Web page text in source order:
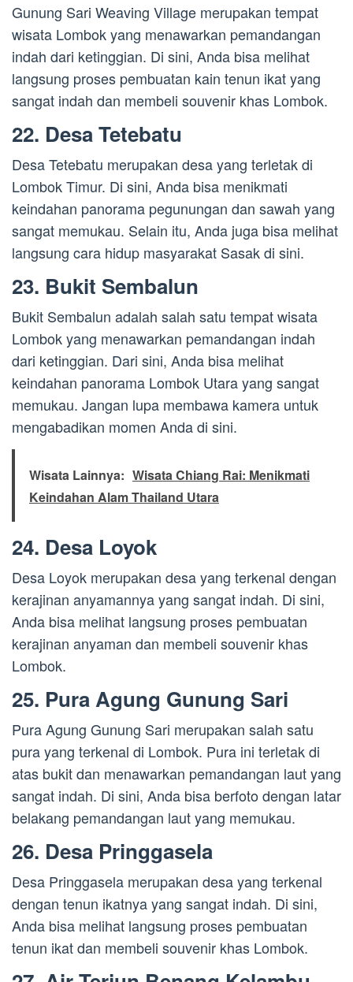
Gunung Sari Weaving Village merupakan tempat
wisata Lombok yang menawarkan pemandangan
indah dari ketinggian. Di sini, Anda bisa melihat
langsung proses pembuatan kain tenun ikat yang
sangat indah dan membeli souvenir khas Lombok.
22. Desa Tetebatu
Desa Tetebatu merupakan desa yang terletak di
Lombok Timur. Di sini, Anda bisa menikmati
keindahan panorama pegunungan dan sawah yang
sangat memukau. Selain itu, Anda juga bisa melihat
langsung cara hidup masyarakat Sasak di sini.
23. Bukit Sembalun
Bukit Sembalun adalah salah satu tempat wisata
Lombok yang menawarkan pemandangan indah
dari ketinggian. Dari sini, Anda bisa melihat
keindahan panorama Lombok Utara yang sangat
memukau. Jangan lupa membawa kamera untuk
mengabadikan momen Anda di sini.
Wisata Lainnya: Wisata Chiang Rai: Menikmati
Keindahan Alam Thailand Utara
24. Desa Loyok
Desa Loyok merupakan desa yang terkenal dengan
kerajinan anyamannya yang sangat indah. Di sini,
Anda bisa melihat langsung proses pembuatan
kerajinan anyaman dan membeli souvenir khas
Lombok.
25. Pura Agung Gunung Sari
Pura Agung Gunung Sari merupakan salah satu
pura yang terkenal di Lombok. Pura ini terletak di
atas bukit dan menawarkan pemandangan laut yang
sangat indah. Di sini, Anda bisa berfoto dengan latar
belakang pemandangan laut yang memukau.
26. Desa Pringgasela
Desa Pringgasela merupakan desa yang terkenal
dengan tenun ikatnya yang sangat indah. Di sini,
Anda bisa melihat langsung proses pembuatan
tenun ikat dan membeli souvenir khas Lombok.